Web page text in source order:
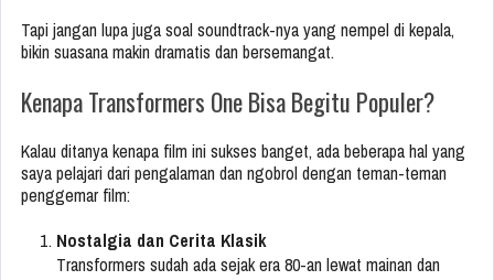
Tapi jangan lupa juga soal soundtrack-nya yang nempel di kepala,
bikin suasana makin dramatis dan bersemangat.
Kenapa Transformers One Bisa Begitu Populer?
Kalau ditanya kenapa film ini sukses banget, ada beberapa hal yang
saya pelajari dari pengalaman dan ngobrol dengan teman-teman
penggemar film:
Nostalgia dan Cerita Klasik
Transformers sudah ada sejak era 80-an lewat mainan dan